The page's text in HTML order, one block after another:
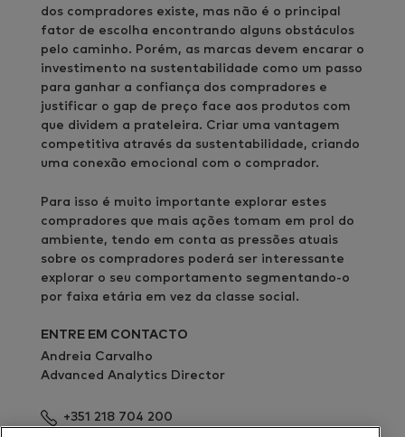
dos compradores existe, mas não é o principal
fator de escolha encontrando alguns obstáculos
pelo caminho. Porém, as marcas devem encarar o
investimento na sustentabilidade como um passo
para ganhar a confiança dos compradores e
justificar o gap de preço face aos produtos com
que dividem a prateleira. Criar uma vantagem
competitiva através da sustentabilidade, criando
uma conexão emocional com o comprador.
Para isso é muito importante explorar estes
compradores que mais ações tomam em prol do
ambiente, tendo em conta as pressões atuais
sobre os compradores poderá ser interessante
explorar o seu comportamento segmentando-o
por faixa etária em vez da classe social.
ENTRE EM CONTACTO
Andreia Carvalho
Advanced Analytics Director
+351 218 704 200